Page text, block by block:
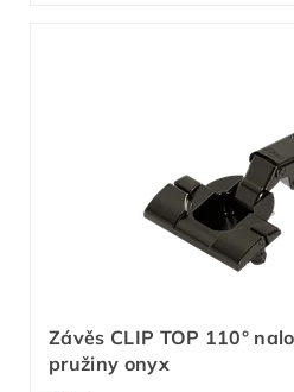
Závěs CLIP TOP 110°
pružiny onyx